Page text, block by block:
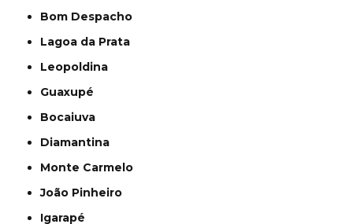
Bom Despacho
Lagoa da Prata
Leopoldina
Guaxupé
Bocaiuva
Diamantina
Monte Carmelo
João Pinheiro
Igarapé